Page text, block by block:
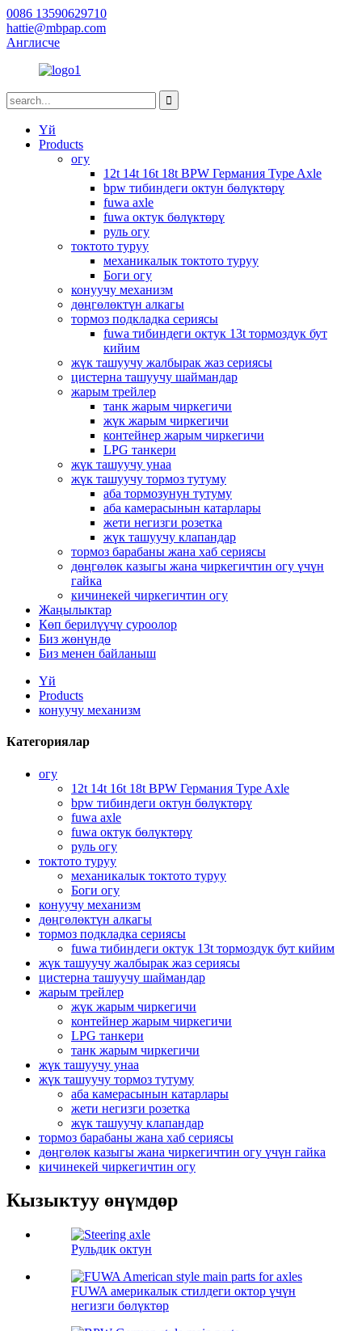
0086 13590629710
hattie@mbpap.com
Англисче
Үй
Products
огу
12t 14t 16t 18t BPW Германия Type Axle
bpw тибиндеги октун бөлүктөрү
fuwa axle
fuwa октук бөлүктөрү
руль огу
токтото туруу
механикалык токтото туруу
Боги огу
конуучу механизм
дөңгөлөктүн алкагы
тормоз подкладка сериясы
fuwa тибиндеги октук 13t тормоздук бут
кийим
жүк ташуучу жалбырак жаз сериясы
цистерна ташуучу шаймандар
жарым трейлер
танк жарым чиркегичи
жүк жарым чиркегичи
контейнер жарым чиркегичи
LPG танкери
жүк ташуучу унаа
жүк ташуучу тормоз тутуму
аба тормозунун тутуму
аба камерасынын катарлары
жети негизги розетка
жүк ташуучу клапандар
тормоз барабаны жана хаб сериясы
дөңгөлөк казыгы жана чиркегичтин огу үчүн
гайка
кичинекей чиркегичтин огу
Жаңылыктар
Көп берилүүчү суроолор
Биз жөнүндө
Биз менен байланыш
Үй
Products
конуучу механизм
Категориялар
огу
12t 14t 16t 18t BPW Германия Type Axle
bpw тибиндеги октун бөлүктөрү
fuwa axle
fuwa октук бөлүктөрү
руль огу
токтото туруу
механикалык токтото туруу
Боги огу
конуучу механизм
дөңгөлөктүн алкагы
тормоз подкладка сериясы
fuwa тибиндеги октук 13t тормоздук бут кийим
жүк ташуучу жалбырак жаз сериясы
цистерна ташуучу шаймандар
жарым трейлер
жүк жарым чиркегичи
контейнер жарым чиркегичи
LPG танкери
танк жарым чиркегичи
жүк ташуучу унаа
жүк ташуучу тормоз тутуму
аба камерасынын катарлары
жети негизги розетка
жүк ташуучу клапандар
тормоз барабаны жана хаб сериясы
дөңгөлөк казыгы жана чиркегичтин огу үчүн гайка
кичинекей чиркегичтин огу
Кызыктуу өнүмдөр
Рульдик октун
FUWA америкалык стилдеги октор үчүн
негизги бөлүктөр